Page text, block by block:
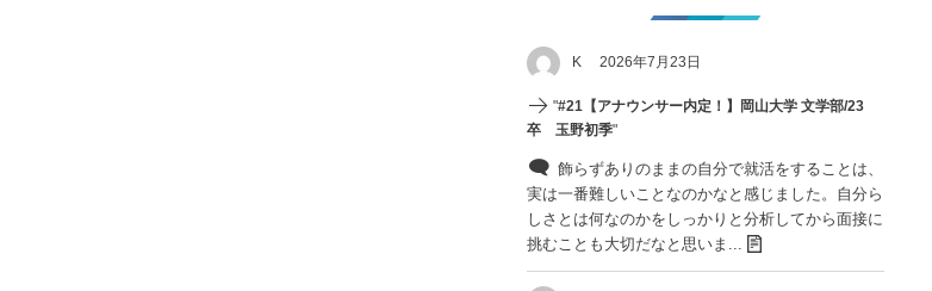
K 2026年7月23日
"#21【アナウンサー内定！】岡山大学 文学部/23
卒 玉野初季"
飾らずありのままの自分で就活をすることは、
実は一番難しいことなのかなと感じました。自分ら
しさとは何なのかをしっかりと分析してから面接に
挑むことも大切だなと思いま...